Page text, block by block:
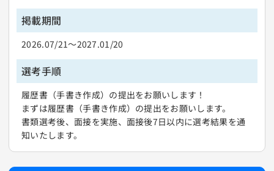
掲載期間
2026.07/21〜2027.01/20
選考手順
履歴書（手書き作成）の提出をお願いします！
まずは履歴書（手書き作成）の提出をお願いします。
書類選考後、面接を実施、面接後7日以内に選考結果を通
知いたします。